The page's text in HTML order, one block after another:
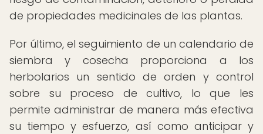
de propiedades medicinales de las plantas.
Por último, el seguimiento de un calendario de
siembra y cosecha proporciona a los
herbolarios un sentido de orden y control
sobre su proceso de cultivo, lo que les
permite administrar de manera más efectiva
su tiempo y esfuerzo, así como anticipar y